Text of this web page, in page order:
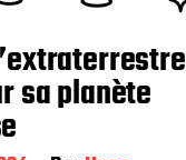
sa planète